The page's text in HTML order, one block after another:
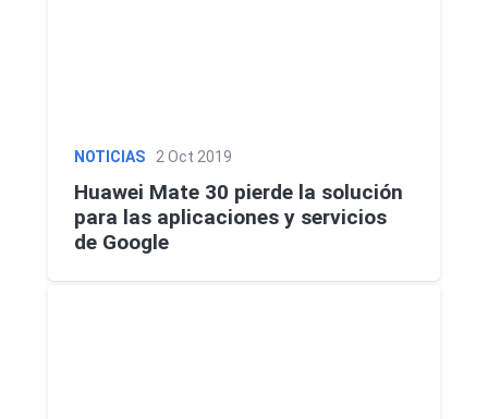
NOTICIAS 2 Oct 2019
Huawei Mate 30 pierde la solución
para las aplicaciones y servicios
de Google